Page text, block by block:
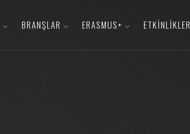
BRANŞLAR ERASMUS+ ETKINLIKLER